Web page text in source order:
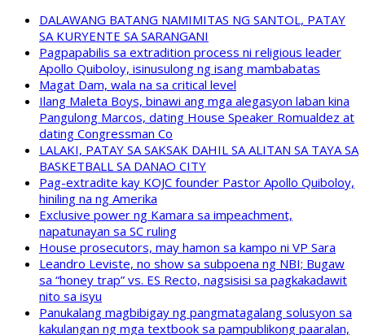
DALAWANG BATANG NAMIMITAS NG SANTOL, PATAY
SA KURYENTE SA SARANGANI
Pagpapabilis sa extradition process ni religious leader
Apollo Quiboloy, isinusulong ng isang mambabatas
Magat Dam, wala na sa critical level
Ilang Maleta Boys, binawi ang mga alegasyon laban kina
Pangulong Marcos, dating House Speaker Romualdez at
dating Congressman Co
LALAKI, PATAY SA SAKSAK DAHIL SA ALITAN SA TAYA SA
BASKETBALL SA DANAO CITY
Pag-extradite kay KOJC founder Pastor Apollo Quiboloy,
hiniling na ng Amerika
Exclusive power ng Kamara sa impeachment,
napatunayan sa SC ruling
House prosecutors, may hamon sa kampo ni VP Sara
Leandro Leviste, no show sa subpoena ng NBI; Bugaw
sa “honey trap” vs. ES Recto, nagsisisi sa pagkakadawit
nito sa isyu
Panukalang magbibigay ng pangmatagalang solusyon sa
kakulangan ng mga textbook sa pampublikong paaralan,